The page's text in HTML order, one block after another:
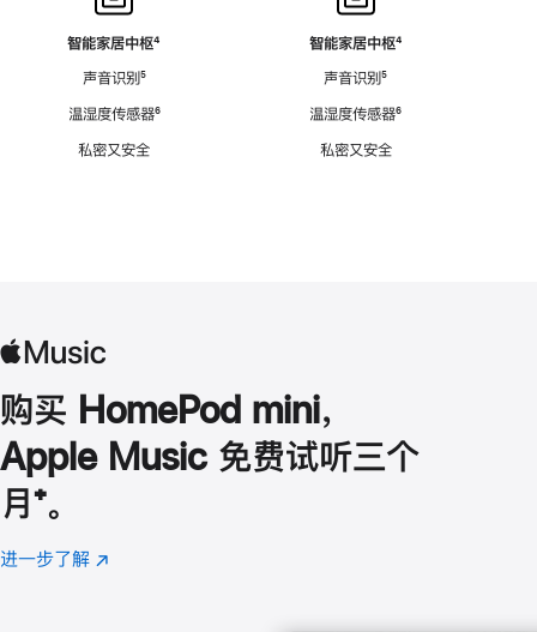
智能家居中枢脚
⁴
声音识别脚
⁵
温湿度传感器脚
⁶
私密又安全
智能家居中枢脚
⁴
声音识别脚
⁵
温湿度传感器脚
⁶
私密又安全
购买 HomePod mini，
Apple Music 免费试听三个
月 脚
注
⁺。
进一步了解 Apple
(在